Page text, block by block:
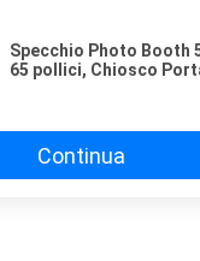
Specchio Photo Booth
65 pollici, Chiosco
Continua